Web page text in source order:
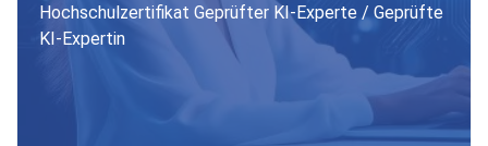
Hochschulzertifikat Geprüfter KI-Experte / Geprüfte
KI-Expertin